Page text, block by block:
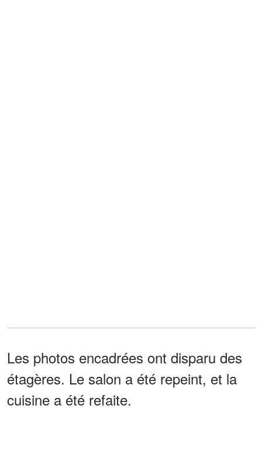
Les photos encadrées ont disparu des
étagères. Le salon a été repeint, et la
cuisine a été refaite.